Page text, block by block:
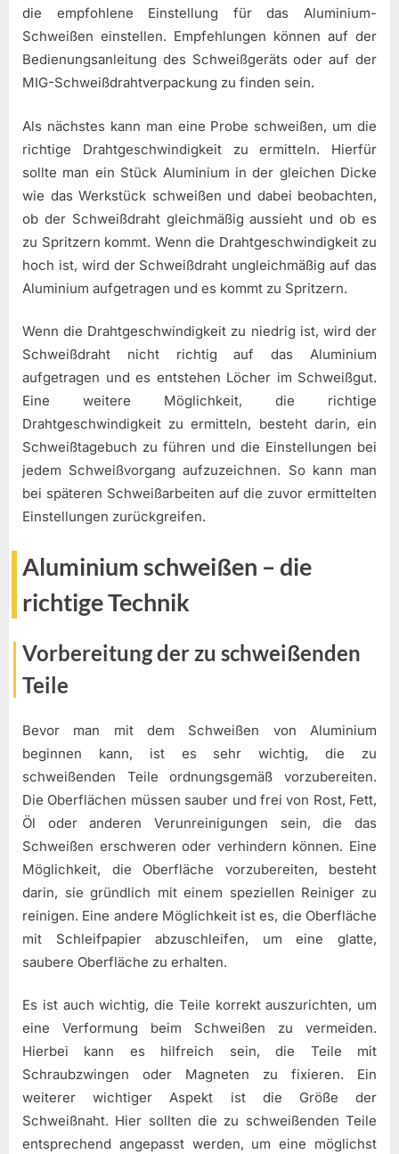
die empfohlene Einstellung für das Aluminium-
Schweißen einstellen. Empfehlungen können auf der
Bedienungsanleitung des Schweißgeräts oder auf der
MIG-Schweißdrahtverpackung zu finden sein.
Als nächstes kann man eine Probe schweißen, um die
richtige Drahtgeschwindigkeit zu ermitteln. Hierfür
sollte man ein Stück Aluminium in der gleichen Dicke
wie das Werkstück schweißen und dabei beobachten,
ob der Schweißdraht gleichmäßig aussieht und ob es
zu Spritzern kommt. Wenn die Drahtgeschwindigkeit zu
hoch ist, wird der Schweißdraht ungleichmäßig auf das
Aluminium aufgetragen und es kommt zu Spritzern.
Wenn die Drahtgeschwindigkeit zu niedrig ist, wird der
Schweißdraht nicht richtig auf das Aluminium
aufgetragen und es entstehen Löcher im Schweißgut.
Eine weitere Möglichkeit, die richtige
Drahtgeschwindigkeit zu ermitteln, besteht darin, ein
Schweißtagebuch zu führen und die Einstellungen bei
jedem Schweißvorgang aufzuzeichnen. So kann man
bei späteren Schweißarbeiten auf die zuvor ermittelten
Einstellungen zurückgreifen.
Aluminium schweißen – die
richtige Technik
Vorbereitung der zu schweißenden
Teile
Bevor man mit dem Schweißen von Aluminium
beginnen kann, ist es sehr wichtig, die zu
schweißenden Teile ordnungsgemäß vorzubereiten.
Die Oberflächen müssen sauber und frei von Rost, Fett,
Öl oder anderen Verunreinigungen sein, die das
Schweißen erschweren oder verhindern können. Eine
Möglichkeit, die Oberfläche vorzubereiten, besteht
darin, sie gründlich mit einem speziellen Reiniger zu
reinigen. Eine andere Möglichkeit ist es, die Oberfläche
mit Schleifpapier abzuschleifen, um eine glatte,
saubere Oberfläche zu erhalten.
Es ist auch wichtig, die Teile korrekt auszurichten, um
eine Verformung beim Schweißen zu vermeiden.
Hierbei kann es hilfreich sein, die Teile mit
Schraubzwingen oder Magneten zu fixieren. Ein
weiterer wichtiger Aspekt ist die Größe der
Schweißnaht. Hier sollten die zu schweißenden Teile
entsprechend angepasst werden, um eine möglichst